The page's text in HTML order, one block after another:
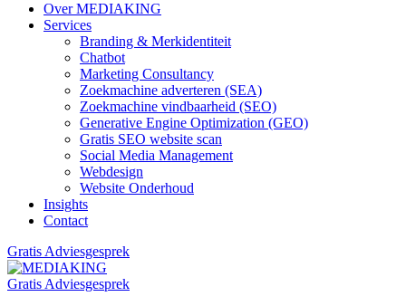
Over MEDIAKING
Services
Branding & Merkidentiteit
Chatbot
Marketing Consultancy
Zoekmachine adverteren (SEA)
Zoekmachine vindbaarheid (SEO)
Generative Engine Optimization (GEO)
Gratis SEO website scan
Social Media Management
Webdesign
Website Onderhoud
Insights
Contact
Gratis Adviesgesprek
Gratis Adviesgesprek